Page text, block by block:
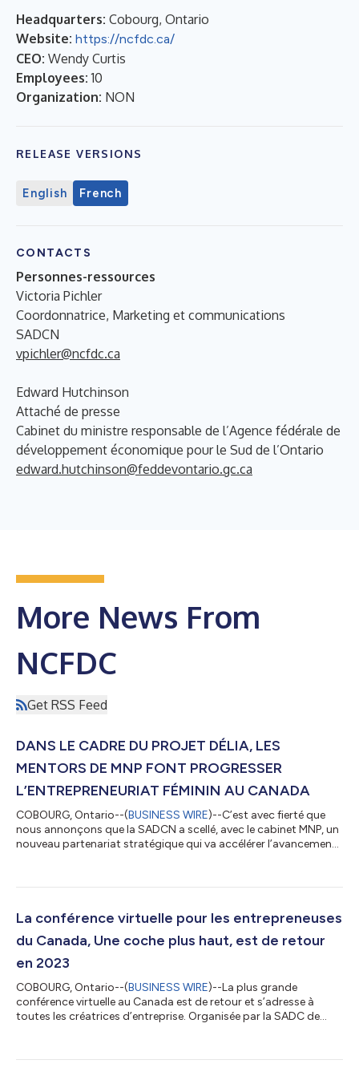
Headquarters: Cobourg, Ontario
Website: https://ncfdc.ca/
CEO: Wendy Curtis
Employees: 10
Organization: NON
RELEASE VERSIONS
English French
CONTACTS
Personnes-ressources
Victoria Pichler
Coordonnatrice, Marketing et communications
SADCN
vpichler@ncfdc.ca
Edward Hutchinson
Attaché de presse
Cabinet du ministre responsable de l’Agence fédérale de
développement économique pour le Sud de l’Ontario
edward.hutchinson@feddevontario.gc.ca
More News From
NCFDC
Get RSS Feed
DANS LE CADRE DU PROJET DÉLIA, LES
MENTORS DE MNP FONT PROGRESSER
L’ENTREPRENEURIAT FÉMININ AU CANADA
COBOURG, Ontario--(BUSINESS WIRE)--C’est avec fierté que
nous annonçons que la SADCN a scellé, avec le cabinet MNP, un
nouveau partenariat stratégique qui va accélérer l’avancement
offert aux entrepreneuses sélectionnées ayant obtenu des
femmes en entrepreneuriat de DÉLIA, un projet rendu possible
La conférence virtuelle pour les entrepreneuses
du Canada, Une coche plus haut, est de retour
en 2023
COBOURG, Ontario--(BUSINESS WIRE)--La plus grande
conférence virtuelle au Canada est de retour et s’adresse à
toutes les créatrices d’entreprise. Organisée par la SADC de
développement Canada, la conférence Une coche plus haut